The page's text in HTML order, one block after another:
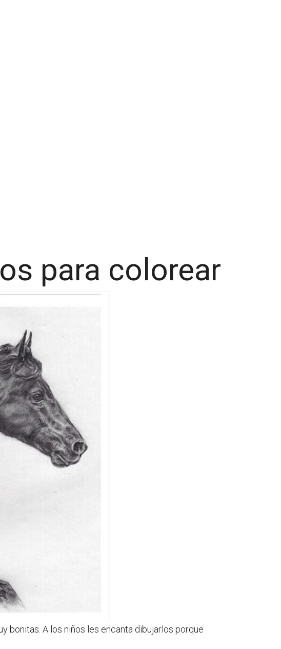
para colorear
bonitas. A los niños les encanta dibujarlos porque